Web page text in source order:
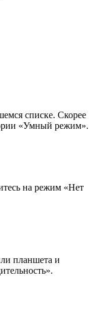
списке. Скорее
«Умный режим».
на режим «Нет
планшета и